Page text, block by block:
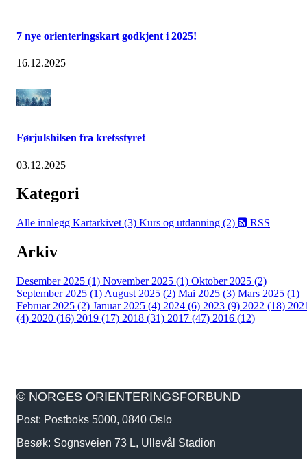
7 nye orienteringskart godkjent i 2025!
16.12.2025
Førjulshilsen fra kretsstyret
03.12.2025
Kategori
Alle innlegg Kartarkivet (3) Kurs og utdanning (2) RSS
Arkiv
Desember 2025 (1) November 2025 (1) Oktober 2025 (2)
September 2025 (1) August 2025 (2) Mai 2025 (3) Mars 2025 (1)
Februar 2025 (2) Januar 2025 (4) 2024 (6) 2023 (9) 2022 (18)
(4) 2020 (16) 2019 (17) 2018 (31) 2017 (47) 2016 (12)
© NORGES ORIENTERINGSFORBUND
Post: Postboks 5000, 0840 Oslo
Besøk: Sognsveien 73 L, Ullevål Stadion